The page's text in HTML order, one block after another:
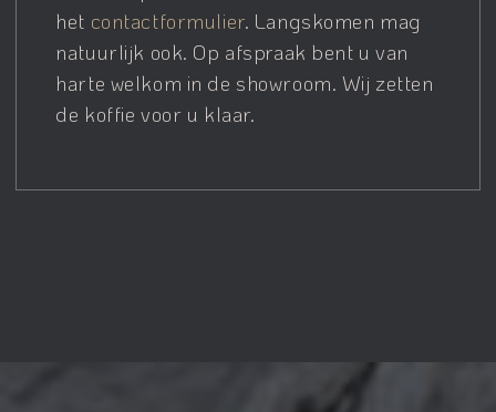
het contactformulier. Langskomen mag
natuurlijk ook. Op afspraak bent u van
harte welkom in de showroom. Wij zetten
de koffie voor u klaar.